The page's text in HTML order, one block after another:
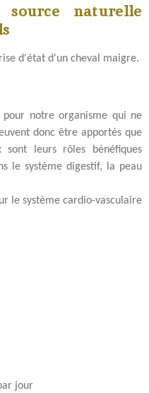
e
e
e
e
naturelle
d'état d'un cheval maigre.
notre organisme qui ne
donc être apportés que
sont leurs rôles bénéfiques
le système digestif, la peau
le système cardio-vasculaire
jour